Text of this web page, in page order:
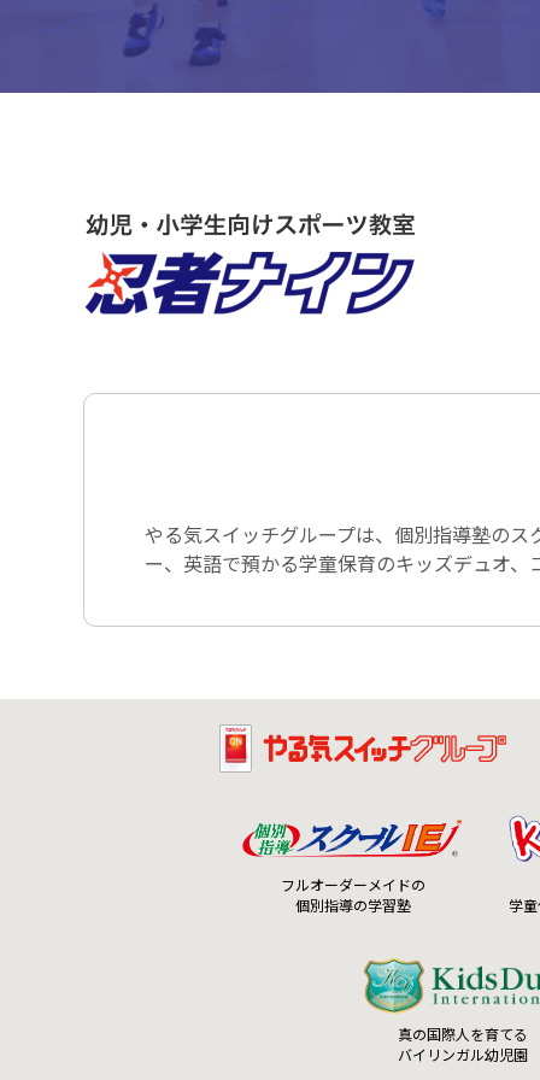
やる気スイッチグループは、個別指導塾の
ー、英語で預かる学童保育のキッズデュオ
フルオーダーメイドの
個別指導の学習塾
学
真の国際人を育てる
バイリンガル幼児園